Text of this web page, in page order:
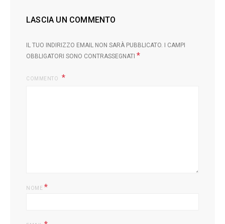
LASCIA UN COMMENTO
IL TUO INDIRIZZO EMAIL NON SARÀ PUBBLICATO. I CAMPI
OBBLIGATORI SONO CONTRASSEGNATI *
COMMENTO
NOME *